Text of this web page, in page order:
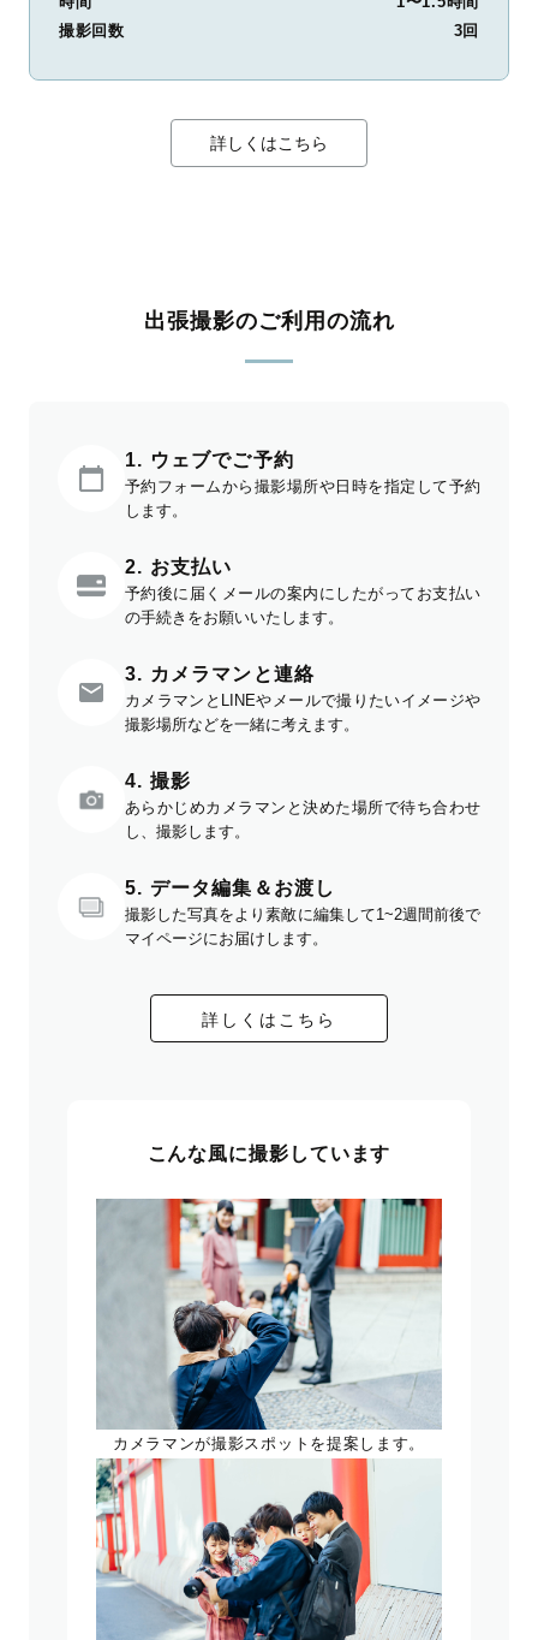
撮影回数
3回
詳しくはこちら
出張撮影のご利用の流れ
1. ウェブでご予約
予約フォームから撮影場所や日時を指定して予約
します。
2. お支払い
予約後に届くメールの案内にしたがってお支払い
の手続きをお願いいたします。
3. カメラマンと連絡
カメラマンとLINEやメールで撮りたいイメージや
撮影場所などを一緒に考えます。
4. 撮影
あらかじめカメラマンと決めた場所で待ち合わせ
し、撮影します。
5. データ編集＆お渡し
撮影した写真をより素敵に編集して1~2週間前後で
マイページにお届けします。
詳しくはこちら
こんな風に撮影しています
カメラマンが撮影スポットを提案します。